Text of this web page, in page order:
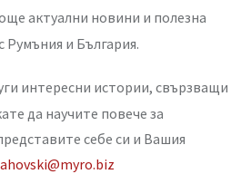
актуални новини и полезна
и България.
интересни истории, свързващи
да научите повече за
себе си и Вашия